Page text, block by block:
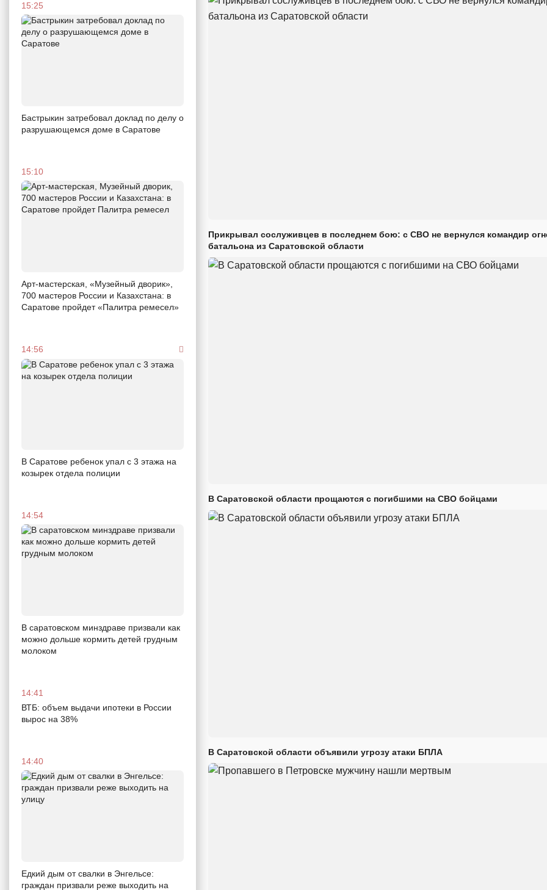
15:25
Бастрыкин затребовал доклад по делу о
разрушающемся доме в Саратове
15:10
Арт-мастерская, «Музейный дворик»,
700 мастеров России и Казахстана: в
Саратове пройдет «Палитра ремесел»
14:56
В Саратове ребенок упал с 3 этажа на
козырек отдела полиции
14:54
В саратовском минздраве призвали как
можно дольше кормить детей грудным
молоком
14:41
ВТБ: объем выдачи ипотеки в России
вырос на 38%
14:40
Едкий дым от свалки в Энгельсе:
граждан призвали реже выходить на
Прикрывал сослуживцев в последнем бою: с СВО не вернулся командир
батальона из Саратовской области
В Саратовской области прощаются с погибшими на СВО бойцами
В Саратовской области объявили угрозу атаки БПЛА